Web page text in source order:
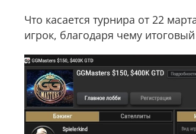
Что касается турнира от 22
игрок, благодаря чему